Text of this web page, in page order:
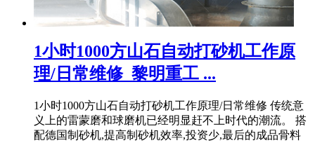
1小时1000方山石自动打砂机工作原
理/日常维修_黎明重工 ...
1小时1000方山石自动打砂机工作原理/日常维修 传统意
义上的雷蒙磨和球磨机已经明显赶不上时代的潮流。 搭
配德国制砂机,提高制砂机效率,投资少,最后的成品骨料